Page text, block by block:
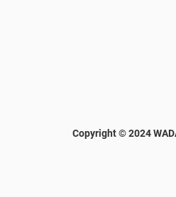
Copyright © 2024